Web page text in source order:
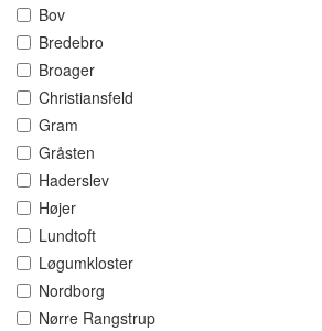
Bov
Bredebro
Broager
Christiansfeld
Gram
Gråsten
Haderslev
Højer
Lundtoft
Løgumkloster
Nordborg
Nørre Rangstrup